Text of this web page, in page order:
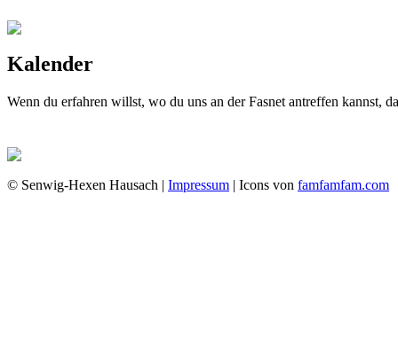
Kalender
Wenn du erfahren willst, wo du uns an der Fasnet antreffen kannst,
© Senwig-Hexen Hausach | Impressum | Icons von famfamfam.com